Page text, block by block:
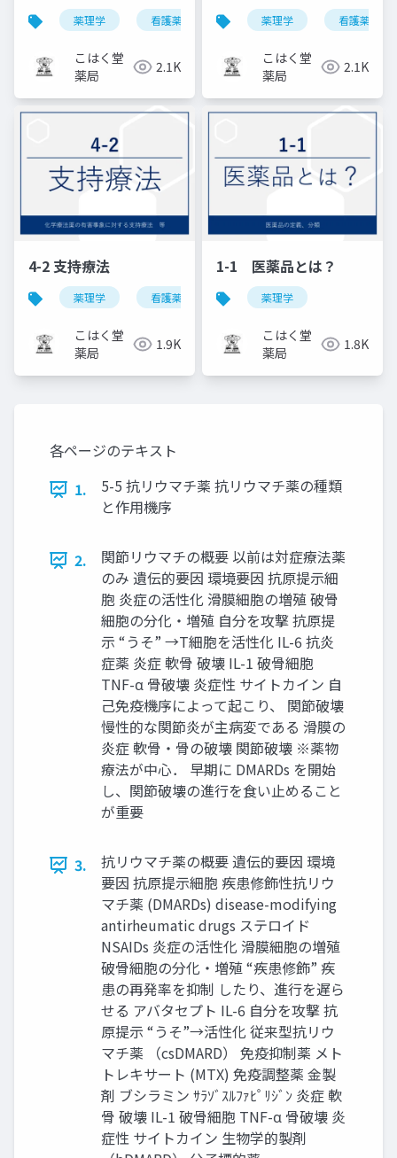
薬理学 看護薬理学
こはく堂
薬局
2.1K
薬理学 看護薬理学
こはく堂
薬局
2.1K
4-2 支持療法
薬理学 看護薬理学
こはく堂
薬局
1.9K
1-1 医薬品とは？
薬理学
こはく堂
薬局
1.8K
各ページのテキスト
1.
5-5 抗リウマチ薬 抗リウマチ薬の種類
と作用機序
2.
関節リウマチの概要 以前は対症療法薬
のみ 遺伝的要因 環境要因 抗原提示細
胞 炎症の活性化 滑膜細胞の増殖 破骨
細胞の分化・増殖 自分を攻撃 抗原提
示 “うそ” →T細胞を活性化 IL-6 抗炎
症薬 炎症 軟骨 破壊 IL-1 破骨細胞
TNF-α 骨破壊 炎症性 サイトカイン 自
己免疫機序によって起こり、 関節破壊
慢性的な関節炎が主病変である 滑膜の
炎症 軟骨・骨の破壊 関節破壊 ※薬物
療法が中心． 早期に DMARDs を開始
し、関節破壊の進行を食い止めること
が重要
3.
抗リウマチ薬の概要 遺伝的要因 環境
要因 抗原提示細胞 疾患修飾性抗リウ
マチ薬 (DMARDs) disease-modifying
antirheumatic drugs ステロイド
NSAIDs 炎症の活性化 滑膜細胞の増殖
破骨細胞の分化・増殖 “疾患修飾” 疾
患の再発率を抑制 したり、進行を遅ら
せる アバタセプト IL-6 自分を攻撃 抗
原提示 “うそ”→活性化 従来型抗リウ
マチ薬 （csDMARD） 免疫抑制薬 メト
トレキサート (MTX) 免疫調整薬 金製
剤 ブシラミン ｻﾗｿﾞｽﾙﾌｧﾋﾟﾘｼﾞﾝ 炎症 軟
骨 破壊 IL-1 破骨細胞 TNF-α 骨破壊 炎
症性 サイトカイン 生物学的製剤